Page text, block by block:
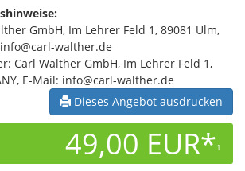
GmbH, Im Lehrer Feld 1, 89081 Ulm,
info@carl-walther.de
Carl Walther GmbH, Im Lehrer Feld 1,
E-Mail: info@carl-walther.de
Dieses Angebot ausdrucken
49,00 EUR*1